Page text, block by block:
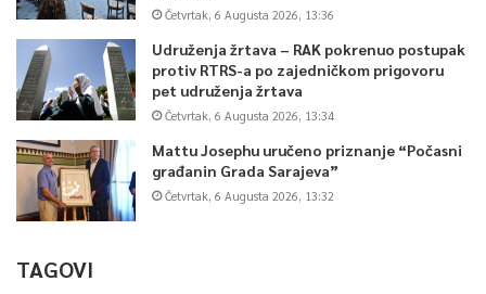
Četvrtak, 6 Augusta 2026, 13:36
Udruženja žrtava – RAK pokrenuo postupak
protiv RTRS-a po zajedničkom prigovoru
pet udruženja žrtava
Četvrtak, 6 Augusta 2026, 13:34
Mattu Josephu uručeno priznanje “Počasni
građanin Grada Sarajeva”
Četvrtak, 6 Augusta 2026, 13:32
TAGOVI